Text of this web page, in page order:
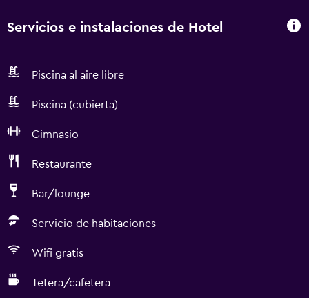
Servicios e instalaciones de Hotel
Piscina al aire libre
Piscina (cubierta)
Gimnasio
Restaurante
Bar/lounge
Servicio de habitaciones
Wifi gratis
Tetera/cafetera